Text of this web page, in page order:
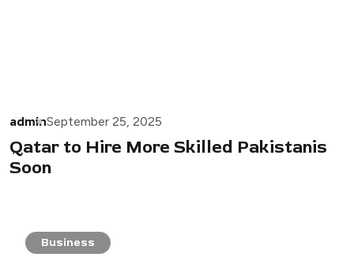
adminSeptember 25, 2025
Qatar to Hire More Skilled Pakistanis
Soon
Business